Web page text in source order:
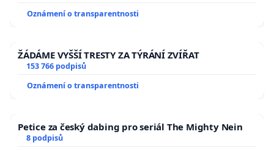
Oznámení o transparentnosti
ŽÁDÁME VYŠŠÍ TRESTY ZA TÝRÁNÍ ZVÍŘAT
153 766 podpisů
Oznámení o transparentnosti
Petice za český dabing pro seriál The Mighty Nein
8 podpisů